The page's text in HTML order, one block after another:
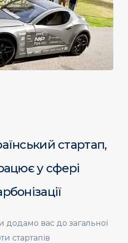
стартап,
у сфері
додамо вас до загальної
стартапів